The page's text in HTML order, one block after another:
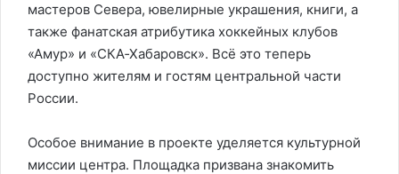
мастеров Севера, ювелирные украшения, книги, а
также фанатская атрибутика хоккейных клубов
«Амур» и «СКА‑Хабаровск». Всё это теперь
доступно жителям и гостям центральной части
России.
Особое внимание в проекте уделяется культурной
миссии центра. Площадка призвана знакомить